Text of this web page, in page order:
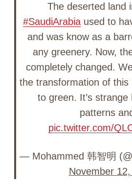
The deserted land
#SaudiArabia used to
and was know as a
any greenery. Now,
completely changed.
the transformation of this
to green. It’s strange
patterns
pic.twitter.com/
— Mohammed 韩智明
November